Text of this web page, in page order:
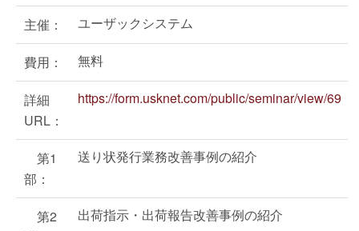
主催：
ユーザックシステム
費用： 無料
詳細
URL：
https://form.usknet.com/public/seminar/view/69
第1
部：
送り状発行業務改善事例の紹介
第2
出荷指示・出荷報告改善事例の紹介